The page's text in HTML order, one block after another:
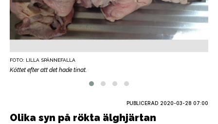
FOTO: LILLA SPÄNNEFALLA
Köttet efter att det hade tinat.
PUBLICERAD 2020-03-28 07:00
Olika syn på rökta älghjärtan